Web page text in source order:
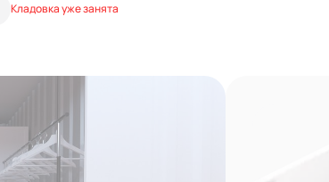
Кладовка уже занята